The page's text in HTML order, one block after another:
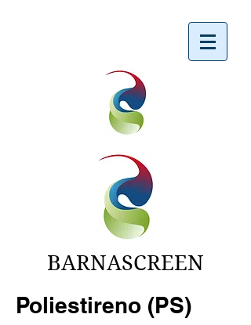
BARNASCREEN
Poliestireno (PS)